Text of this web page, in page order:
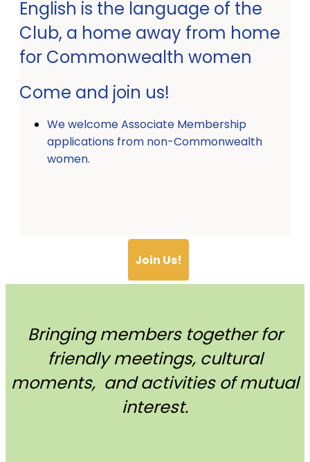
English is the language of the
Club, a home away from home
for Commonwealth women
Come and join us!
We welcome Associate Membership
applications from non-Commonwealth
women.
Join Us!
Bringing members together for
friendly meetings, cultural
moments, and activities of mutual
interest.